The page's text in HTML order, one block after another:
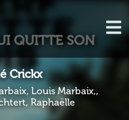
QUITTE SON
Crickx
Louis Marbaix,,
Raphaëlle